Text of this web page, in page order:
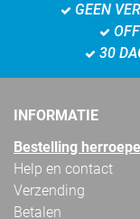
GEEN
30
INFORMATIE
Bestelling
Help en contact
Verzending
Betalen